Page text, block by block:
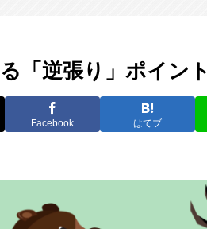
「逆張り」ポイント
Facebook はてブ